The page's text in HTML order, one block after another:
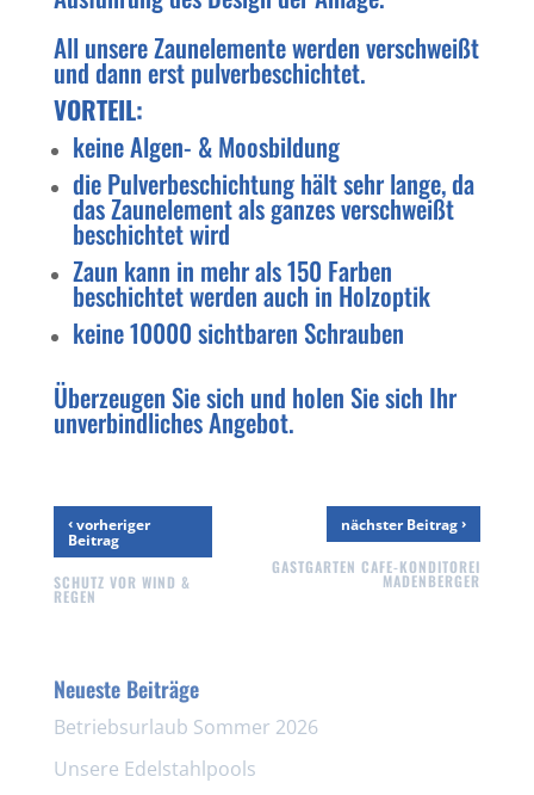
All unsere Zaunelemente werden verschweißt
und dann erst pulverbeschichtet.
VORTEIL:
keine Algen- & Moosbildung
die Pulverbeschichtung hält sehr lange, da
das Zaunelement als ganzes verschweißt
beschichtet wird
Zaun kann in mehr als 150 Farben
beschichtet werden auch in Holzoptik
keine 10000 sichtbaren Schrauben
Überzeugen Sie sich und holen Sie sich Ihr
unverbindliches Angebot.
‹vorheriger
Beitrag
SCHUTZ VOR WIND &
REGEN
nächster Beitrag›
GASTGARTEN CAFE-KONDITOREI
MADENBERGER
Neueste Beiträge
Betriebsurlaub Sommer 2026
Unsere Edelstahlpools